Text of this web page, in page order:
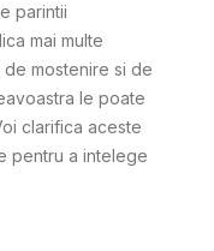
parintii
mai multe
mostenire si de
le poate
clarifica aceste
pentru a intelege